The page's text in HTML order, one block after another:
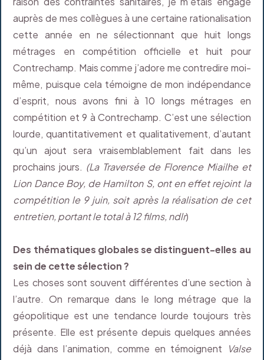
auprès de mes collègues à une certaine rationalisation
cette année en ne sélectionnant que huit longs
métrages en compétition officielle et huit pour
Contrechamp. Mais comme j’adore me contredire moi-
même, puisque cela témoigne de mon indépendance
d’esprit, nous avons fini à 10 longs métrages en
compétition et 9 à Contrechamp. C’est une sélection
lourde, quantitativement et qualitativement, d’autant
qu’un ajout sera vraisemblablement fait dans les
prochains jours. (La Traversée de Florence Miailhe et
Lion Dance Boy, de Hamilton S, ont en effet rejoint la
compétition le 9 juin, soit après la réalisation de cet
entretien, portant le total à 12 films, ndlr)
Des thématiques globales se distinguent-elles au
sein de cette sélection ?
Les choses sont souvent différentes d’une section à
l’autre. On remarque dans le long métrage que la
géopolitique est une tendance lourde toujours très
présente. Elle est présente depuis quelques années
déjà dans l’animation, comme en témoignent
Valse